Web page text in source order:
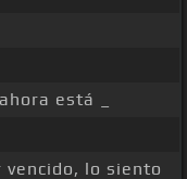
está _
vencido, lo siento